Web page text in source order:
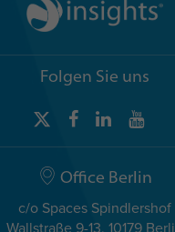
Folgen Sie uns
Office Berlin
c/o Spaces Spindlershof